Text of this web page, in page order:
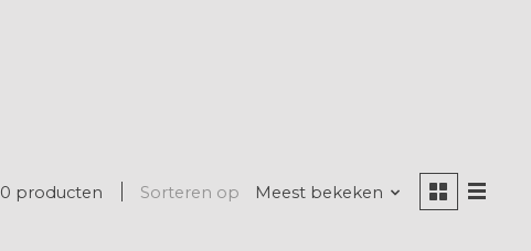
0 producten Sorteren op Meest bekeken